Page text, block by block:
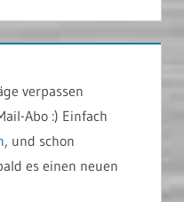
verpassen
Abo :) Einfach
, und schon
es einen neuen